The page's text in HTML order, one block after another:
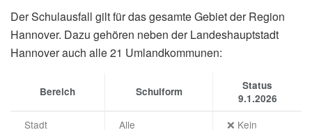
Der Schulausfall gilt für das gesamte Gebiet der Region
Hannover. Dazu gehören neben der Landeshauptstadt
Hannover auch alle 21 Umlandkommunen:
Bereich Schulform
Status
9.1.2026
Stadt
Alle
❌ Kein